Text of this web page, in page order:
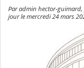
Par admin hector-guimard,
jour le mercredi 24 mars